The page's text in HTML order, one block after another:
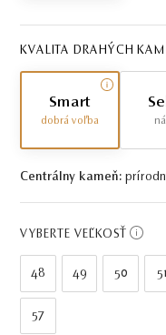
KVALITA DRAHÝCH
Smart
dobrá voľba
Centrálny kameň:
VYBERTE VEĽKOSŤ
48 49 50 51
57